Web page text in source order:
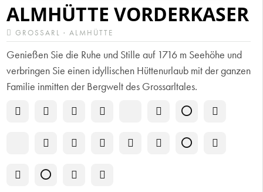
ALMHÜTTE VORDERKASER
GROSSARL · ALMHÜTTE
Genießen Sie die Ruhe und Stille auf 1716 m Seehöhe und
verbringen Sie einen idyllischen Hüttenurlaub mit der ganzen
Familie inmitten der Bergwelt des Grossarltales.